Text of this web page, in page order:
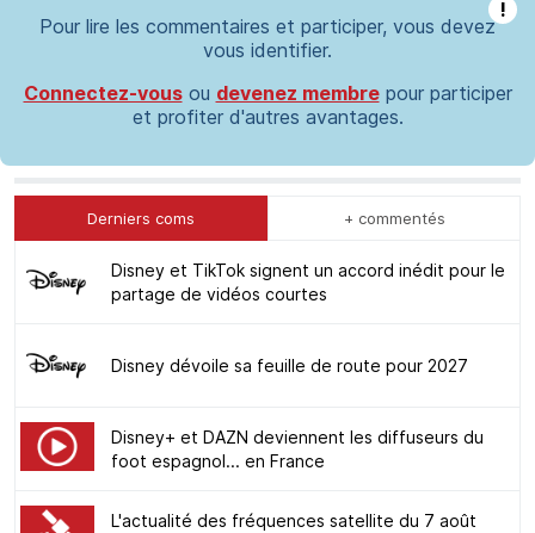
!
Pour lire les commentaires et participer, vous devez
vous identifier.
Connectez-vousou devenez membrepour participer
et profiter d'autres avantages.
Derniers coms + commentés
Disney et TikTok signent un accord inédit pour le
partage de vidéos courtes
Disney dévoile sa feuille de route pour 2027
Disney+ et DAZN deviennent les diffuseurs du
foot espagnol... en France
L'actualité des fréquences satellite du 7 août